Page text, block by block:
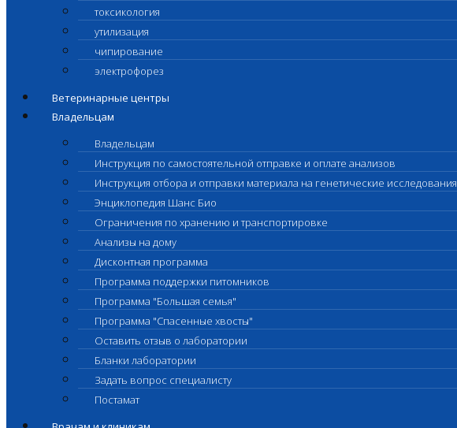
токсикология
утилизация
чипирование
электрофорез
Ветеринарные центры
Владельцам
Владельцам
Инструкция по самостоятельной отправке и оплате анализов
Инструкция отбора и отправки материала на генетические исследования
Энциклопедия Шанс Био
Ограничения по хранению и транспортировке
Анализы на дому
Дисконтная программа
Программа поддержки питомников
Программа "Большая семья"
Программа "Спасенные хвосты"
Оставить отзыв о лаборатории
Бланки лаборатории
Задать вопрос специалисту
Постамат